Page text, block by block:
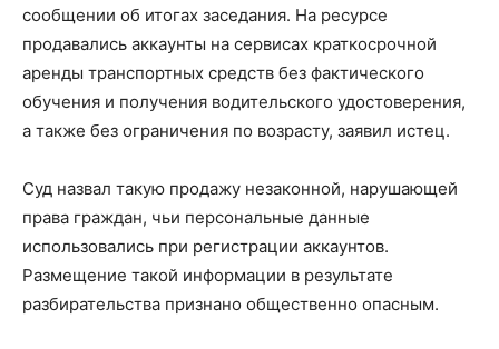
сообщении об итогах заседания. На ресурсе
продавались аккаунты на сервисах краткосрочной
аренды транспортных средств без фактического
обучения и получения водительского удостоверения,
а также без ограничения по возрасту, заявил истец.
Суд назвал такую продажу незаконной, нарушающей
права граждан, чьи персональные данные
использовались при регистрации аккаунтов.
Размещение такой информации в результате
разбирательства признано общественно опасным.